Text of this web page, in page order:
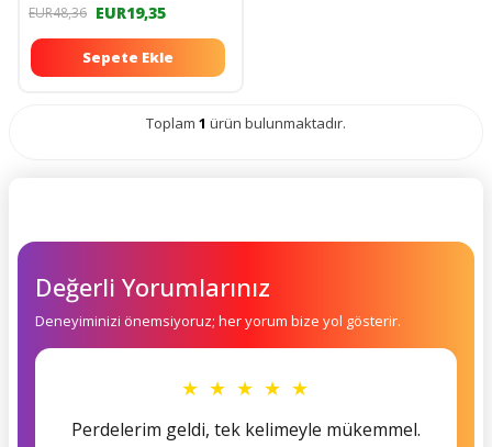
EUR48,36 EUR19,35
Sepete Ekle
Toplam 1 ürün bulunmaktadır.
Değerli Yorumlarınız
Deneyiminizi önemsiyoruz; her yorum bize yol gösterir.
★ ★ ★ ★ ★
Perdelerim geldi, tek kelimeyle mükemmel.